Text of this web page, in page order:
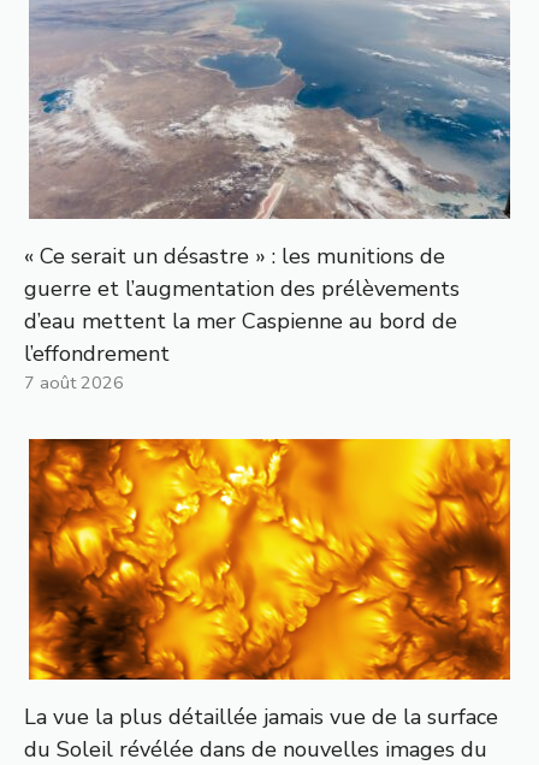
« Ce serait un désastre » : les munitions de
guerre et l’augmentation des prélèvements
d’eau mettent la mer Caspienne au bord de
l’effondrement
7 août 2026
La vue la plus détaillée jamais vue de la surface
du Soleil révélée dans de nouvelles images du